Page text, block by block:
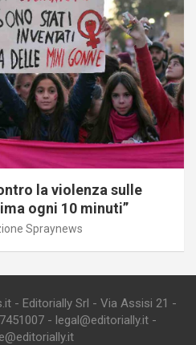
la violenza sulle
ogni 10 minuti”
Spraynews
- Editorially Srl - Via Assisi 21 -
- legal@editorially.it -